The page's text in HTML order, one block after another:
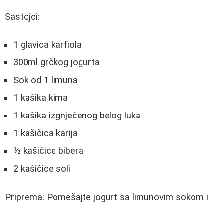
Sastojci:
1 glavica karfiola
300ml grčkog jogurta
Sok od 1 limuna
1 kašika kima
1 kašika izgnječenog belog luka
1 kašičica karija
½ kašičice bibera
2 kašičice soli
Priprema: Pomešajte jogurt sa limunovim sokom i